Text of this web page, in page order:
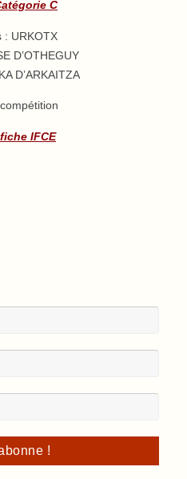
C
: URKOTX
D’OTHEGUY
D’ARKAITZA
IFCE